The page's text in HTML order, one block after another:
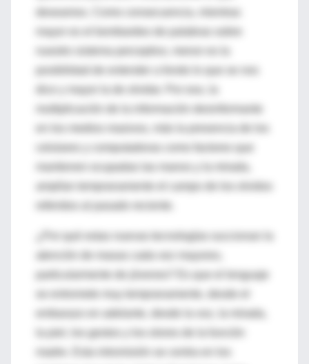
mayor es el bombardeo de palabras sobre
dice y mayor la de olvidar. Por eso, la
mantienen ocupadas las manos y la mirada,
¿Por qué estas nuevas tecnologías succionan la
atención de masas cada vez mayores,
particularmente de jóvenes? Es que el lenguaje
la piel, los gestos y los olores de la función